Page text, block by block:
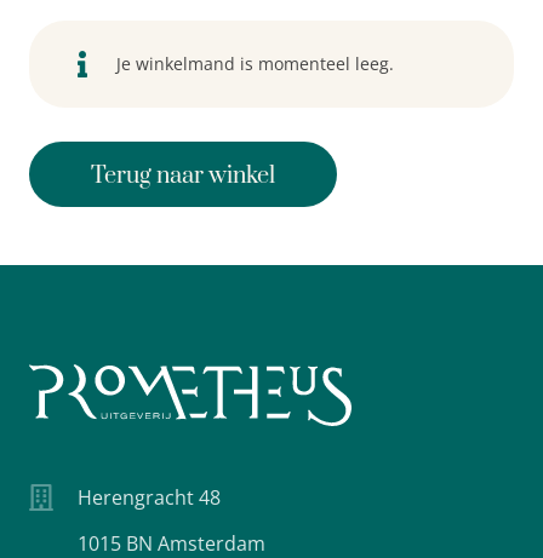
Je winkelmand is momenteel leeg.
Terug naar winkel
Herengracht 48
1015 BN Amsterdam